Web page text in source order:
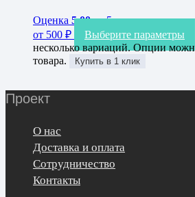
Оценка 5.00из 5
от 500 ₽ Выберите параметры
несколько вариаций. Опции
товара.
Купить в 1 клик
Проект
О нас
Доставка и оплата
Сотрудничество
Контакты